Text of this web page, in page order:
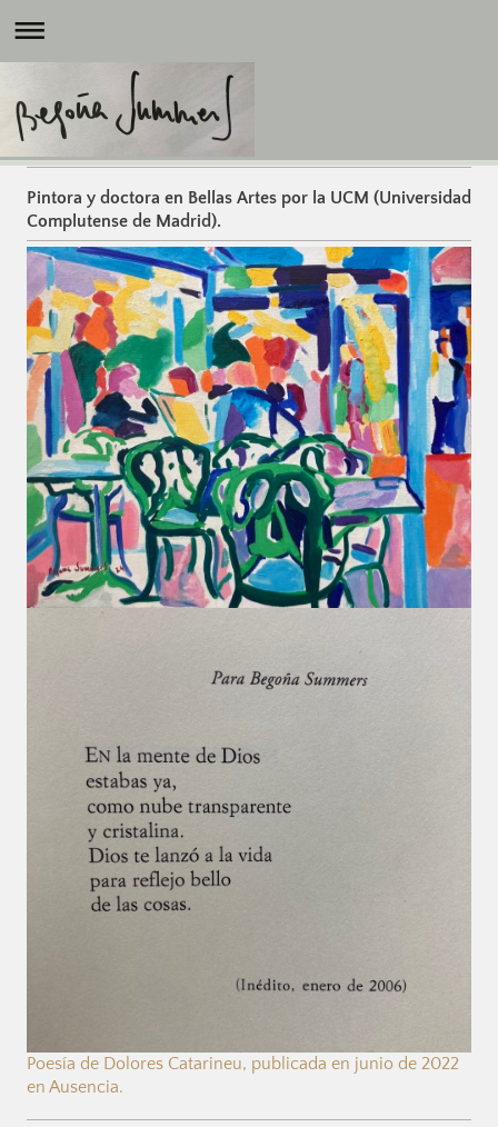
Pintora y doctora en Bellas Artes por la UCM (Universidad
Complutense de Madrid).
Poesía de Dolores Catarineu, publicada en junio de 2022
en Ausencia.